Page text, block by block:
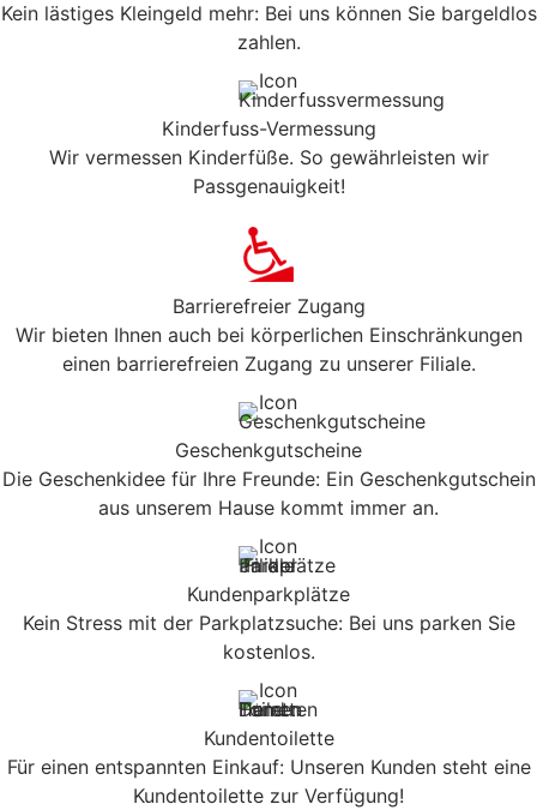
Kein lästiges Kleingeld mehr: Bei uns können Sie bargeldlos
zahlen.
Kinderfuss-Vermessung
Wir vermessen Kinderfüße. So gewährleisten wir
Passgenauigkeit!
Barrierefreier Zugang
Wir bieten Ihnen auch bei körperlichen Einschränkungen
einen barrierefreien Zugang zu unserer Filiale.
Geschenkgutscheine
Die Geschenkidee für Ihre Freunde: Ein Geschenkgutschein
aus unserem Hause kommt immer an.
Kundenparkplätze
Kein Stress mit der Parkplatzsuche: Bei uns parken Sie
kostenlos.
Kundentoilette
Für einen entspannten Einkauf: Unseren Kunden steht eine
Kundentoilette zur Verfügung!